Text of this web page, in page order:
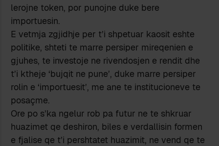
lerojne token, por punojne duke bere
importuesin.
E vetmja zgjidhje per t’i shpetuar kaosit eshte
politike, shteti te marre persiper mireqenien e
gjuhes, te investoje ne rivendosjen e rendit dhe
t’i ktheje ‘bujqit ne pune’, duke marre persiper
rolin e ‘importuesit’, me ane te institucioneve te
posaçme.
Ore po s’ka ngelur rob pa futur ne te shkruar
huazimet qe deshiron, biles e verdallisin formen
e fjalise qe t’i pershtatet huazimit, ne vend qe te